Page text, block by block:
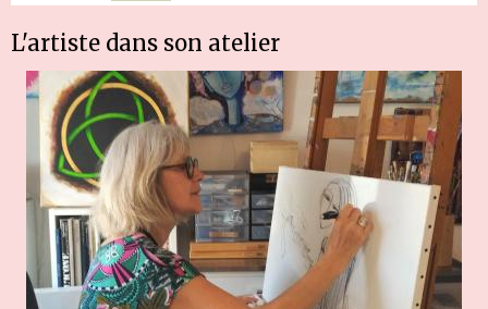
L'artiste dans son atelier